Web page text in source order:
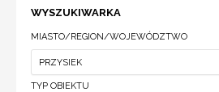
WYSZUKIWARKA
MIASTO/REGION/WOJEWÓDZTWO
TYP OBIEKTU